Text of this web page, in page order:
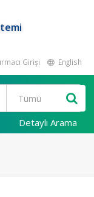
Girişi English
Detaylı Arama